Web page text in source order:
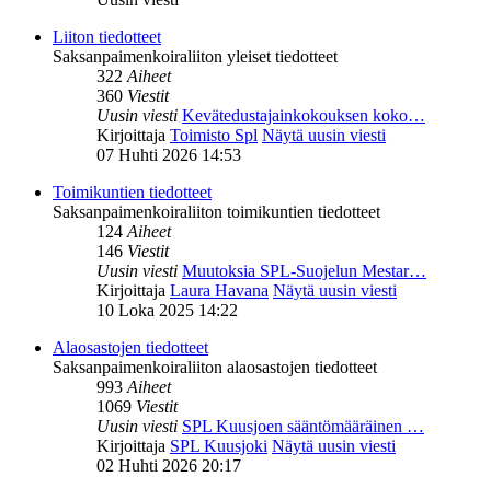
Liiton tiedotteet
Saksanpaimenkoiraliiton yleiset tiedotteet
322Aiheet
360 Viestit
Uusin viesti Kevätedustajainkokouksen koko…
Kirjoittaja Toimisto Spl Näytä uusin viesti
07 Huhti 2026 14:53
Toimikuntien tiedotteet
Saksanpaimenkoiraliiton toimikuntien tiedotteet
124Aiheet
146 Viestit
Uusin viesti Muutoksia SPL-Suojelun Mestar…
Kirjoittaja Laura Havana Näytä uusin viesti
10 Loka 2025 14:22
Alaosastojen tiedotteet
Saksanpaimenkoiraliiton alaosastojen tiedotteet
993Aiheet
1069 Viestit
Uusin viesti SPL Kuusjoen sääntömääräinen …
Kirjoittaja SPL Kuusjoki Näytä uusin viesti
02 Huhti 2026 20:17